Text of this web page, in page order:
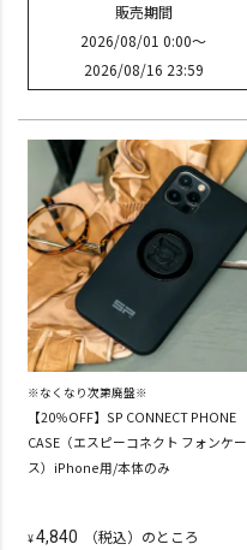
販売期間
2026/08/01 0:00〜
2026/08/16 23:59
※なくなり次第廃盤※
【20％OFF】SP CONNECT PHONE
CASE（エスピーコネクト フォンケー
ス）iPhone用/本体のみ
¥4,840 （税込）のところ